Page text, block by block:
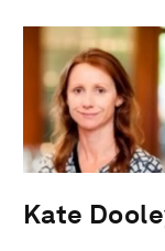
Kate